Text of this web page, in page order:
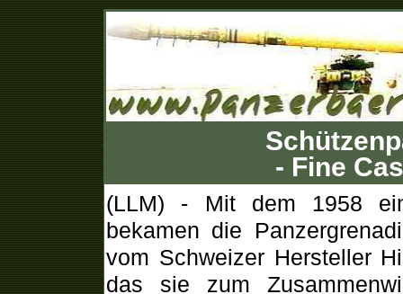
- Fine
(LLM) - Mit dem 1958
bekamen die
vom Schweizer Hersteller
das sie zum